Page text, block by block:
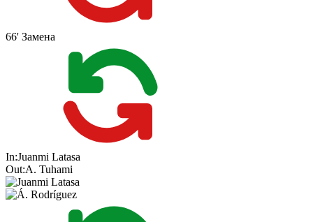
66' Замена
In:Juanmi Latasa
Out:A. Tuhami